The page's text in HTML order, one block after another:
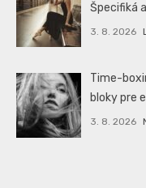
Špecifiká
3. 8. 2026
Time-
bloky pre
3. 8. 2026